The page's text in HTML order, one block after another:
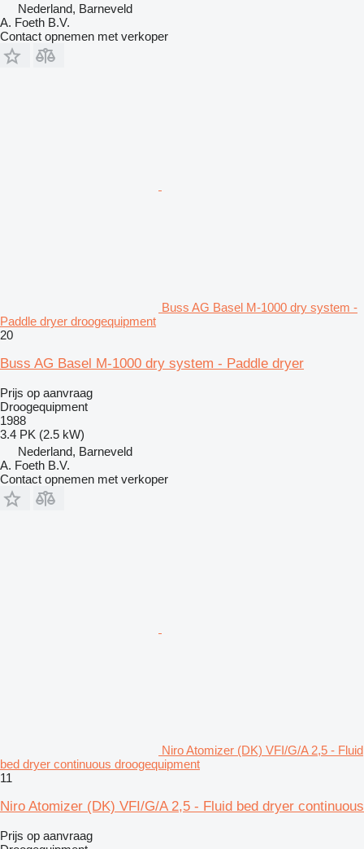
Nederland, Barneveld
A. Foeth B.V.
Contact opnemen met verkoper
Buss AG Basel M-1000 dry system -
Paddle dryer droogequipment
20
Buss AG Basel M-1000 dry system - Paddle dryer
Prijs op aanvraag
Droogequipment
1988
3.4 PK (2.5 kW)
Nederland, Barneveld
A. Foeth B.V.
Contact opnemen met verkoper
Niro Atomizer (DK) VFI/G/A 2,5 - Fluid
bed dryer continuous droogequipment
11
Niro Atomizer (DK) VFI/G/A 2,5 - Fluid bed dryer continuous
Prijs op aanvraag